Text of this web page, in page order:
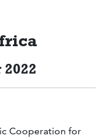
2022
Cooperation for